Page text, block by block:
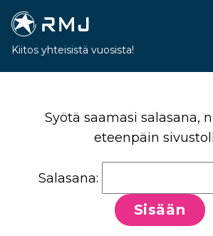
Kiitos yhteisistä vuosista!
Syötä saamasi salasana,
eteenpäin
Salasana: